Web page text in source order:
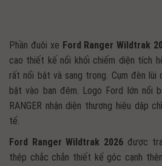
Phần đuôi xe Ford Ranger Wildtrak
cao thiết kế nổi khối chiếm diện tích
rất nổi bật và sang trọng. Cụm đèn lùi
bật vào ban đêm. Logo Ford lớn nổi
RANGER nhận diện thương hiệu dập
tế.
Ford Ranger Wildtrak 2026 được
thép chắc chắn thiết kế góc cạnh